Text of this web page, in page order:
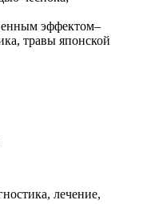
эффектом–
травы японской
лечение,